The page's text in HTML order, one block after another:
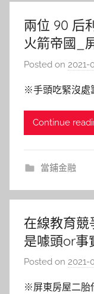
兩位 90 后
火箭帝國_
Posted on 2021-
※手頭吃緊沒處
Continue
當鋪金融
在線教育競
是噱頭or事
Posted on 2021-
※屏東房屋二胎